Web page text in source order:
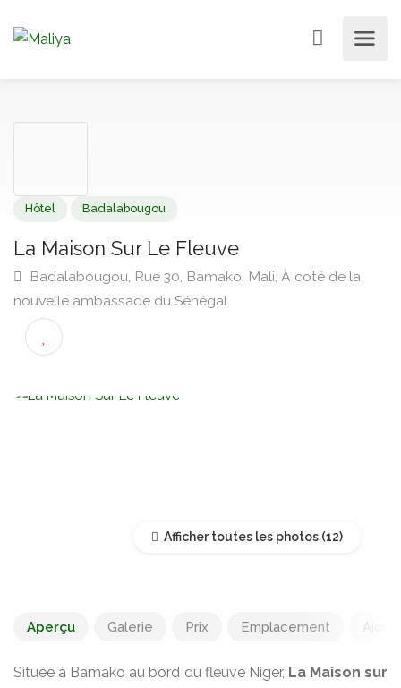
La Maison Sur Le Fleuve
Badalabougou, Rue 30, Bamako, Mali, À coté de la
nouvelle ambassade du Sénégal
Afficher toutes les photos
Aperçu Galerie Prix Emplacement
Située à Bamako au bord du fleuve Niger, La Maison sur